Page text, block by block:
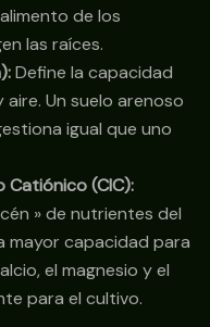
de los
las raíces.
Define la capacidad
Un suelo arenoso
igual que uno
Catiónico (CIC):
» de nutrientes del
mayor capacidad para
el magnesio y el
para el cultivo.